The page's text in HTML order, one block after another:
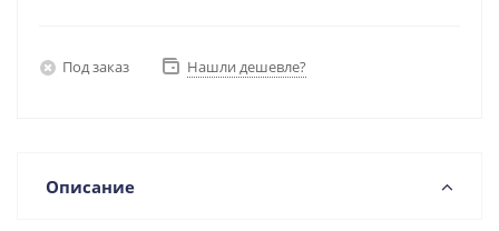
Под заказ Нашли дешевле?
Описание